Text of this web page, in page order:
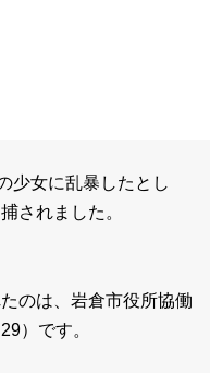
少女に乱暴したとし
されました。
のは、岩倉市役所協働
）です。